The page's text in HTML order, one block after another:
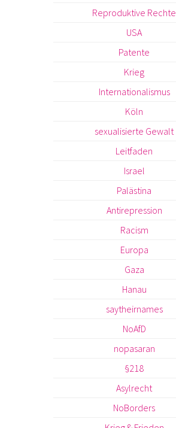
Reproduktive Rechte
USA
Patente
Krieg
Internationalismus
Köln
sexualisierte Gewalt
Leitfaden
Israel
Palästina
Antirepression
Racism
Europa
Gaza
Hanau
saytheirnames
NoAfD
nopasaran
§218
Asylrecht
NoBorders